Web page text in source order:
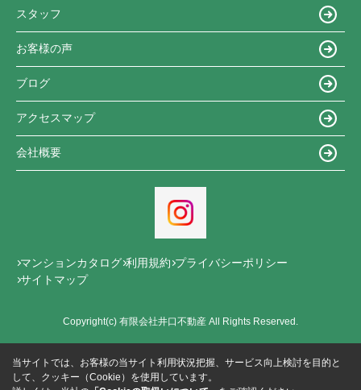
スタッフ
お客様の声
ブログ
アクセスマップ
会社概要
マンションカタログ 利用規約 プライバシーポリシー
サイトマップ
Copyright(c) 有限会社井口不動産 All Rights Reserved.
当サイトでは、お客様の当サイト利用状況把握、サービス向上検討を目的と
して、クッキー（Cookie）を使用しています。